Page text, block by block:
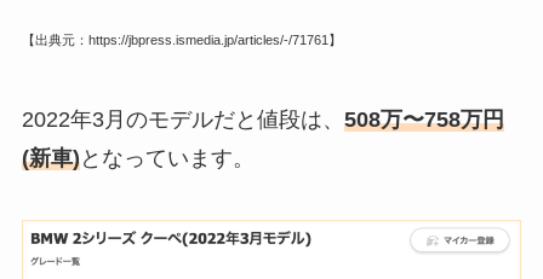
【出典元：https://jbpress.ismedia.jp/articles/-/71761】
2022年3月のモデルだと値段は、 508万〜758万円
(新車)となっています。